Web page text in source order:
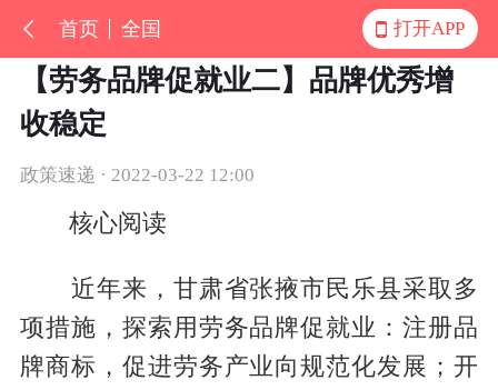
首页 全国 打开APP
【劳务品牌促就业二】品牌优秀增
收稳定
政策速递 · 2022-03-22 12:00
核心阅读
近年来，甘肃省张掖市民乐县采取多
项措施，探索用劳务品牌促就业：注册品
牌商标，促进劳务产业向规范化发展；开